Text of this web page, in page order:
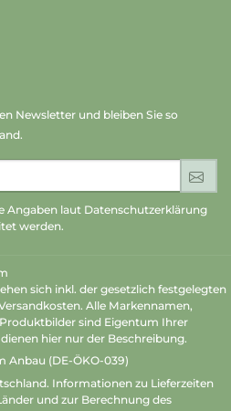
Newsletter und bleiben Sie so
Angaben laut Datenschutzerklärung
werden.
sich inkl. der gesetzlich festgelegten
Alle Markennamen,
sind Eigentum Ihrer
hier nur der Beschreibung.
Anbau (DE-ÖKO-039)
Informationen zu Lieferzeiten
und zur Berechnung des